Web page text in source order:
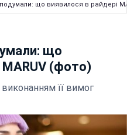
що виявилося в райдері
що
MARUV (фото)
її вимог